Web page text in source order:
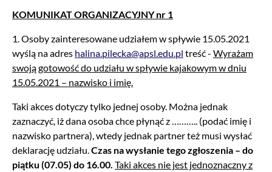
KOMUNIKAT ORGANIZACYJNY nr 1
1. Osoby zainteresowane udziałem w spływie 15.05.2021
wyślą na adres halina.pilecka@apsl.edu.pl treść - Wyrażam
swoją gotowość do udziału w spływie kajakowym w dniu
15.05.2021 – nazwisko i imię.
Taki akces dotyczy tylko jednej osoby. Można jednak
zaznaczyć, iż dana osoba chce płynąć z ……….. (podać imię i
nazwisko partnera), wtedy jednak partner też musi wysłać
deklarację udziału. Czas na wysłanie tego zgłoszenia – do
piątku (07.05) do 16.00. Taki akces nie jest jednoznaczny z